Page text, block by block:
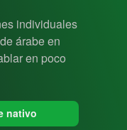
individuales
árabe en
en poco
nativo